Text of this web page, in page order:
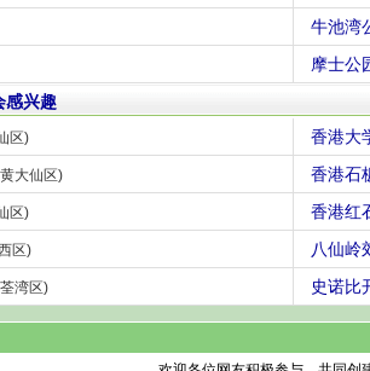
牛池湾
摩士公
感兴趣
区) 香港大
大仙区) 香港石
区) 香港红
区) 八仙岭
湾区) 史诺比